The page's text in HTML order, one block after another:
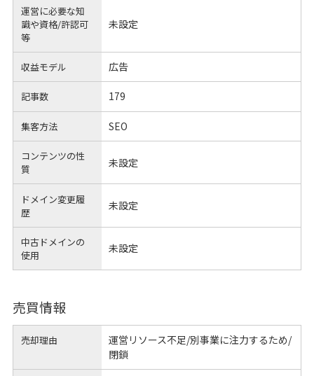
運営に必要な知
識や資格/許認可
等
未設定
収益モデル 広告
記事数 179
集客方法 SEO
コンテンツの性
質
未設定
ドメイン変更履
歴
未設定
中古ドメインの
使用
未設定
売買情報
売却理由
運営リソース不足/別事業に注力するため/
閉鎖